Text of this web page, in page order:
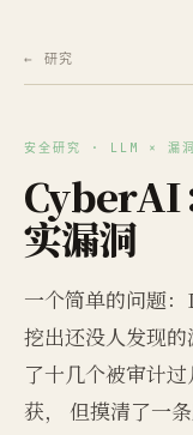
← 研究
安全研究 · LLM × 漏洞
CyberAI
实漏洞
一个简单的问题
挖出还没人发现
了十几个被审计
获， 但摸清了一